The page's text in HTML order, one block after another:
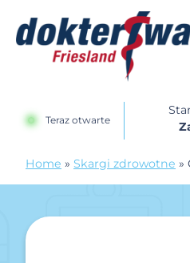
Teraz otwarte
Home » Skargi zdrowotne »